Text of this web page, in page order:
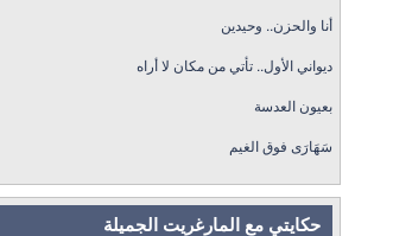
أنا والحزن.. وحيدين
ديواني الأول.. تأتي من مكان لا أراه
بعيون العدسة
سَهَارَى فوق الغيم
حكايتي مع المارغريت الجميلة